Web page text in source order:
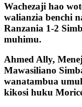
Wachezaji hao
walianzia benchi
Ranzania 1-2
muhimu.
Ahmed Ally,
Mawasiliano
wanatambua
kikosi huku